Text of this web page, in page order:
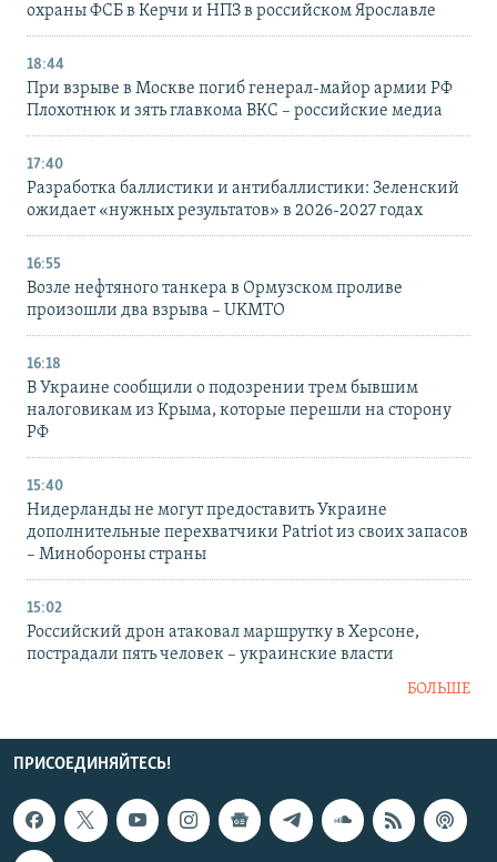
охраны ФСБ в Керчи и НПЗ в российском Ярославле
18:44
При взрыве в Москве погиб генерал-майор армии РФ
Плохотнюк и зять главкома ВКС – российские медиа
17:40
Разработка баллистики и антибаллистики: Зеленский
ожидает «нужных результатов» в 2026-2027 годах
16:55
Возле нефтяного танкера в Ормузском проливе
произошли два взрыва – UKMTO
16:18
В Украине сообщили о подозрении трем бывшим
налоговикам из Крыма, которые перешли на сторону
РФ
15:40
Нидерланды не могут предоставить Украине
дополнительные перехватчики Patriot из своих запасов
– Минобороны страны
15:02
Российский дрон атаковал маршрутку в Херсоне,
пострадали пять человек – украинские власти
БОЛЬШЕ
ПРИСОЕДИНЯЙТЕСЬ!